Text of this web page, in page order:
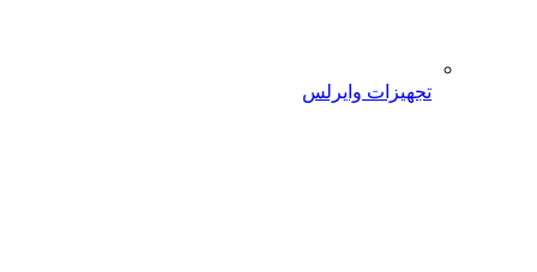
تجهیزات وایرلس